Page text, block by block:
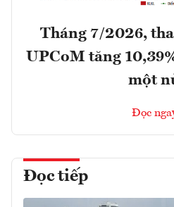
Tháng 7/2026,
UPCoM tăng
một
Đọc
Đọc tiếp